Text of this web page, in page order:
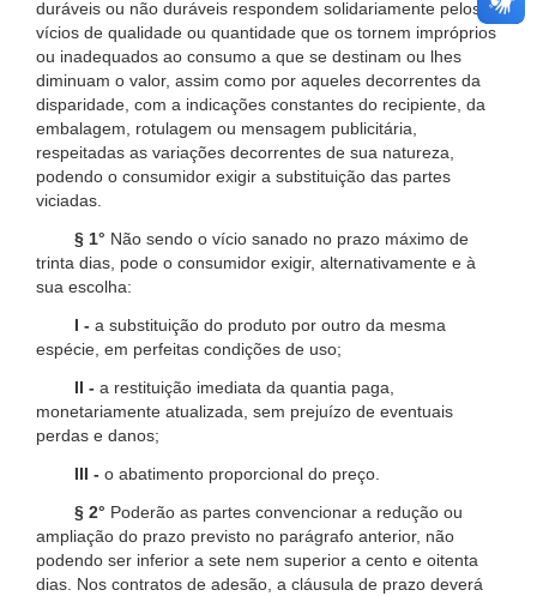
duráveis ou não duráveis respondem solidariamente pelos
vícios de qualidade ou quantidade que os tornem impróprios
ou inadequados ao consumo a que se destinam ou lhes
diminuam o valor, assim como por aqueles decorrentes da
disparidade, com a indicações constantes do recipiente, da
embalagem, rotulagem ou mensagem publicitária,
respeitadas as variações decorrentes de sua natureza,
podendo o consumidor exigir a substituição das partes
viciadas.
§ 1° Não sendo o vício sanado no prazo máximo de
trinta dias, pode o consumidor exigir, alternativamente e à
sua escolha:
I - a substituição do produto por outro da mesma
espécie, em perfeitas condições de uso;
II - a restituição imediata da quantia paga,
monetariamente atualizada, sem prejuízo de eventuais
perdas e danos;
III - o abatimento proporcional do preço.
§ 2° Poderão as partes convencionar a redução ou
ampliação do prazo previsto no parágrafo anterior, não
podendo ser inferior a sete nem superior a cento e oitenta
dias. Nos contratos de adesão, a cláusula de prazo deverá